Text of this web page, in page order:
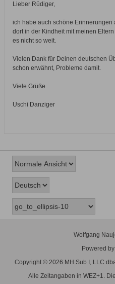
Lieber Rüdiger,
ich habe auch schöne Erinnerungen
dort in der Kindheit mit meinen
es nicht so weit.
Vielen Dank für Deinen deutschen
schon erwähnt, Probleme damit.
Viele Grüße
Uschi Danziger
Wolfgang
Powered by
Copyright © 2026 MH Sub I, LLC
Alle Zeitangaben in WEZ+1.